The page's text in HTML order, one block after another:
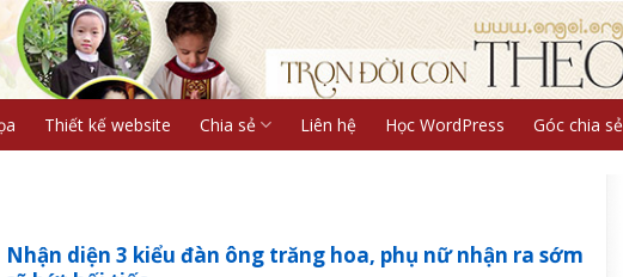
Thiết kế website Chia sẻ Liên hệ Học WordPress Góc chia sẻ
Nhận diện 3 kiểu đàn ông trăng hoa, phụ nữ nhận ra sớm